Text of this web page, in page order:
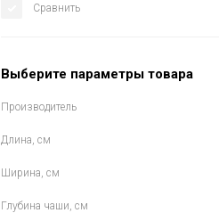
Сравнить
Выберите параметры товара
Производитель
Длина, см
Ширина, см
Глубина чаши, см